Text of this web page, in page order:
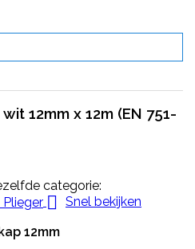
12mm x 12m (EN 751-
categorie:
 Snel bekijken
12mm